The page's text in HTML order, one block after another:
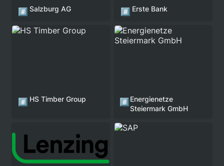
#️⃣ Salzburg AG #️⃣ Erste Bank
HS Timber Group
#️⃣ HS Timber Group
Energienetze Steiermark
GmbH
#️⃣ Energienetze
Steiermark GmbH
SAP